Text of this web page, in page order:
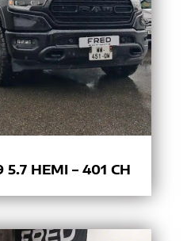
5.7 HEMI – 401 CH